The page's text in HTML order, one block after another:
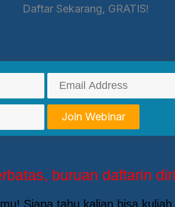
Daftar Sekarang, GRATIS!
Join Webinar
buruan daftarin
Siapa tahu kalian bisa kuliah